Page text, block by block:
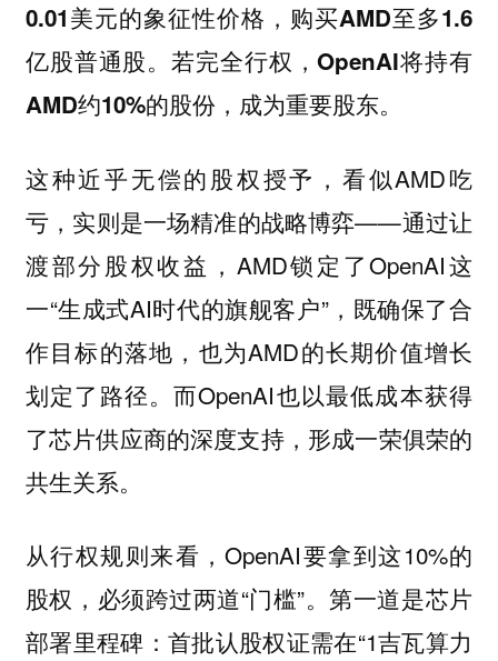
0.01美元的象征性价格，购买AMD至多1.6
亿股普通股。若完全行权，OpenAI将持有
AMD约10%的股份，成为重要股东。
这种近乎无偿的股权授予，看似AMD吃
亏，实则是一场精准的战略博弈——通过让
渡部分股权收益，AMD锁定了OpenAI这
一“生成式AI时代的旗舰客户”，既确保了合
作目标的落地，也为AMD的长期价值增长
划定了路径。而OpenAI也以最低成本获得
了芯片供应商的深度支持，形成一荣俱荣的
共生关系。
从行权规则来看，OpenAI要拿到这10%的
股权，必须跨过两道“门槛”。第一道是芯片
部署里程碑：首批认股权证需在“1吉瓦算力